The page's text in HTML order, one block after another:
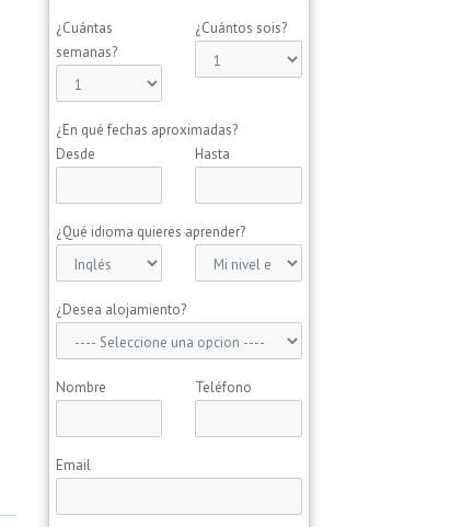
¿Cuántas
semanas?
¿Cuántos sois?
¿En qué fechas aproximadas?
Desde
Hasta
¿Qué idioma quieres aprender?
¿Desea alojamiento?
Nombre Teléfono
Email